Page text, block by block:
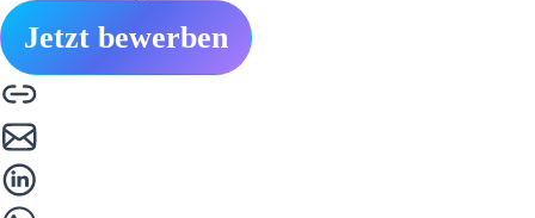
Jetzt bewerben